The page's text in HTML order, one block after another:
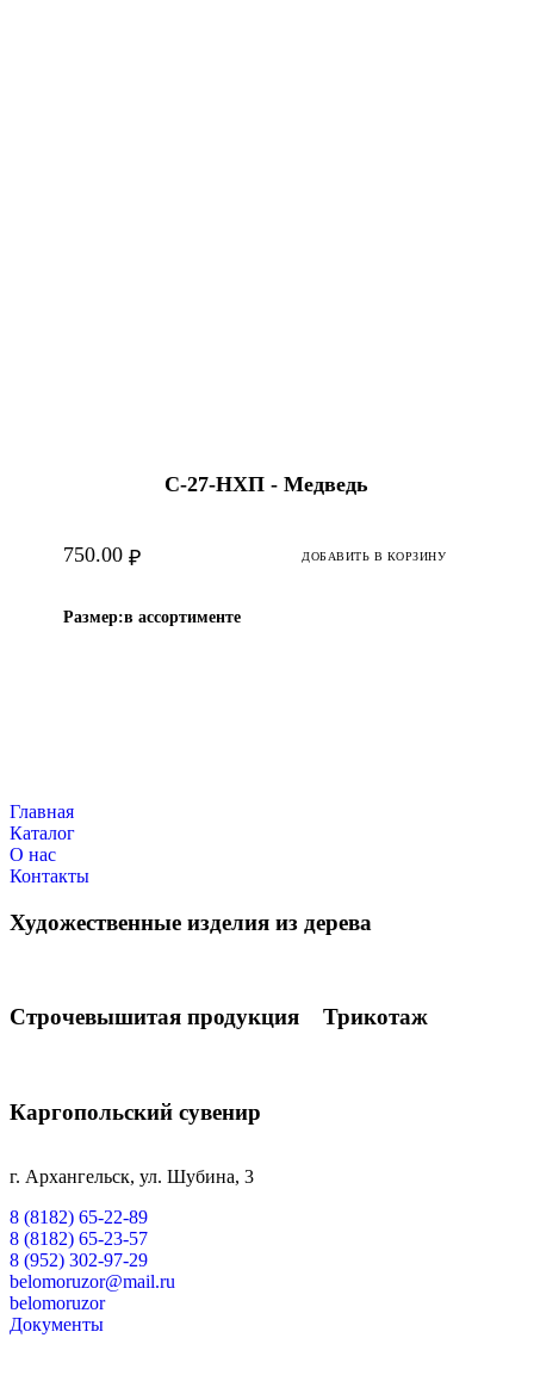
С-27-НХП - Медведь
₽
750.00 ДОБАВИТЬ В КОРЗИНУ
Размер:в ассортименте
Главная
Каталог
О нас
Контакты
Художественные изделия из дерева
Строчевышитая продукция Трикотаж
Каргопольский сувенир
г. Архангельск, ул. Шубина, 3
8 (8182) 65-22-89
8 (8182) 65-23-57
8 (952) 302-97-29
belomoruzor@mail.ru
belomoruzor
Документы